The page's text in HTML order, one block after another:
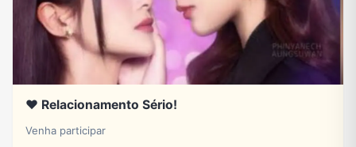
❤️ Relacionamento Sério!
Venha participar